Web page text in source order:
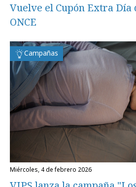
Vuelve el Cupón Extra Día
ONCE
Campañas
miércoles, 4 de febrero 2026